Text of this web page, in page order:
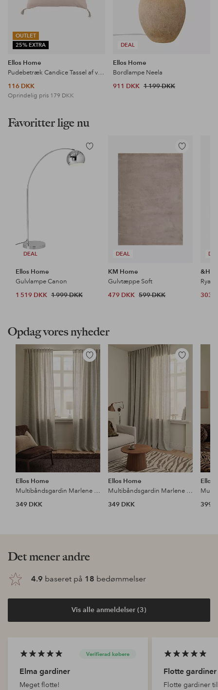
OUTLET
25% EXTRA
Ellos Home
Pudebetræk Candice Tassel af vasket hør, 50x50 cm
116 DKK
Oprindelig pris 179 DKK
DEAL
Ellos Home
Bordlampe Neela
911 DKK 1 199 DKK
Favoritter lige nu
DEAL
Tilføj
til
Ellos Home
Gulvlampe Canon
1 519 DKK 1 999 DKK
DEAL
Tilføj
KM Home
Gulvtæppe Soft
479 DKK 599 DKK
303
Opdag vores nyheder
Tilføj
til
Ellos Home
Multibåndsgardin Marlene 2-pak
349 DKK
Tilføj
favoritter
Ellos Home
Multibåndsgardin Marlene Wide 1-pak
349 DKK
Ellos
399
Det mener andre
4.9 baseret på 18 bedømmelser
Vis alle anmeldelser (3)
Verifierad købere
Elma gardiner
Meget flotte!
Flotte gardiner
Flotte gardiner